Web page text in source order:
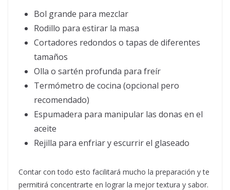
Bol grande para mezclar
Rodillo para estirar la masa
Cortadores redondos o tapas de diferentes
tamaños
Olla o sartén profunda para freír
Termómetro de cocina (opcional pero
recomendado)
Espumadera para manipular las donas en el
aceite
Rejilla para enfriar y escurrir el glaseado
Contar con todo esto facilitará mucho la preparación y te
permitirá concentrarte en lograr la mejor textura y sabor.